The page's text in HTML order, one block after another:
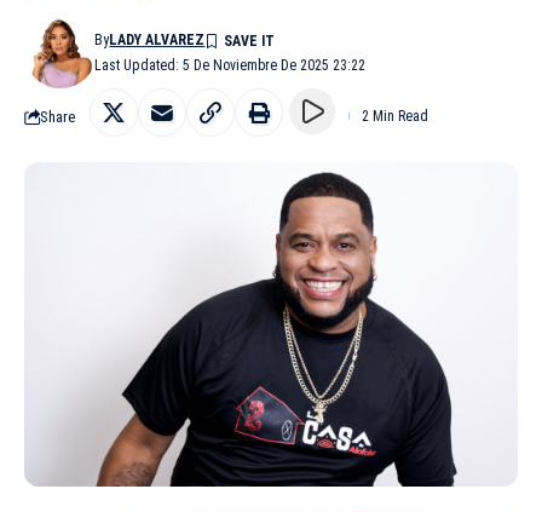
Last Updated: 5 De Noviembre De 2025 23:22
ByLADY ALVAREZ
Share 2 Min Read